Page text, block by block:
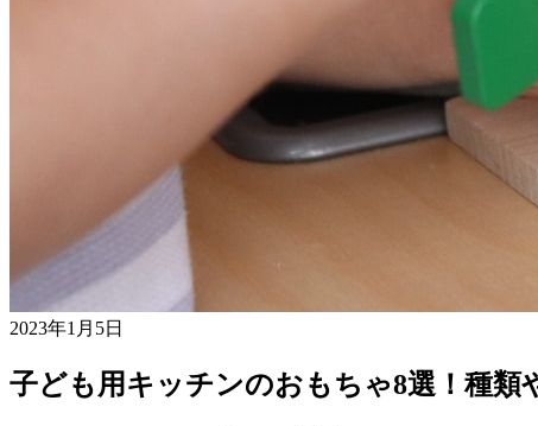
2023年1月5日
子ども用キッチンのおもちゃ8選！種類